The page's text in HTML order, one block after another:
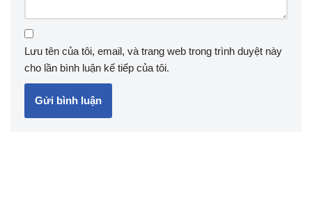
Lưu tên của tôi, email, và trang web trong trình duyệt này
cho lần bình luận kế tiếp của tôi.